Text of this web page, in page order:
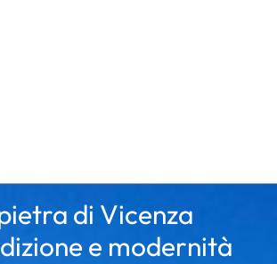
di Vicenza
e modernità